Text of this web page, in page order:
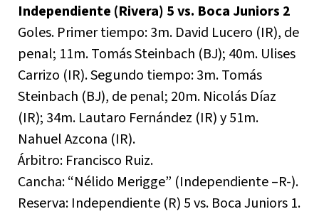
Independiente (Rivera) 5 vs. Boca Juniors 2
Goles. Primer tiempo: 3m. David Lucero (IR), de
penal; 11m. Tomás Steinbach (BJ); 40m. Ulises
Carrizo (IR). Segundo tiempo: 3m. Tomás
Steinbach (BJ), de penal; 20m. Nicolás Díaz
(IR); 34m. Lautaro Fernández (IR) y 51m.
Nahuel Azcona (IR).
Árbitro: Francisco Ruiz.
Cancha: “Nélido Merigge” (Independiente –R-).
Reserva: Independiente (R) 5 vs. Boca Juniors 1.